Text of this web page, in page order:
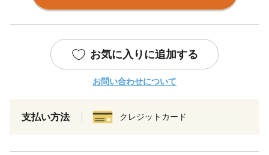
お気に入りに追加する
お問い合わせについて
支払い方法 クレジットカード